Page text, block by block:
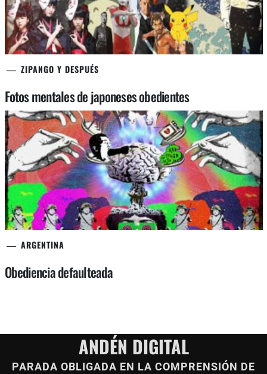
ZIPANGO Y DESPUÉS
Fotos mentales de japoneses obedientes
ARGENTINA
Obediencia defaulteada
ANDÉN DIGITAL
PARADA OBLIGADA EN LA COMPRENSIÓN DE